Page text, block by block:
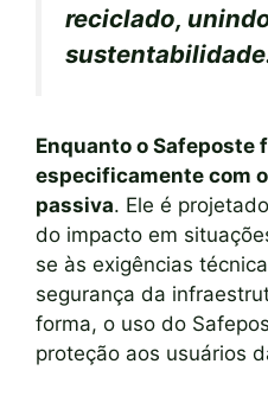
reciclado,
Enquanto o Safeposte
especificamente com
passiva. Ele é
do impacto em
se às exigências
segurança da
forma, o uso do
proteção aos usuários